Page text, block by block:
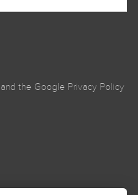
and the Google Privacy Policy